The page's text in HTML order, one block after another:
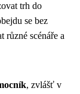
trh do
se bez
různé scénáře a
, zvlášť v